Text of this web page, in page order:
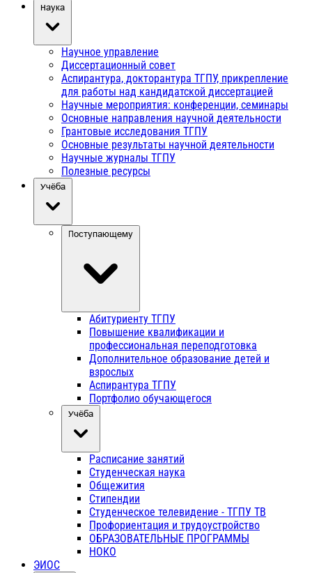
Наука
Научное управление
Диссертационный совет
Аспирантура, докторантура ТГПУ, прикрепление
для работы над кандидатской диссертацией
Научные мероприятия: конференции, семинары
Основные направления научной деятельности
Грантовые исследования ТГПУ
Основные результаты научной деятельности
Научные журналы ТГПУ
Полезные ресурсы
Учёба
Поступающему
Абитуриенту ТГПУ
Повышение квалификации и
профессиональная переподготовка
Дополнительное образование детей и
взрослых
Аспирантура ТГПУ
Портфолио обучающегося
Учёба
Расписание занятий
Студенческая наука
Общежития
Стипендии
Студенческое телевидение - ТГПУ ТВ
Профориентация и трудоустройство
ОБРАЗОВАТЕЛЬНЫЕ ПРОГРАММЫ
НОКО
ЭИОС